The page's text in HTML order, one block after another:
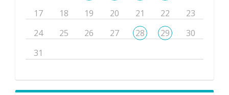
17
18 19 20 21 22
23
24
25 26 27 28 29
30
31